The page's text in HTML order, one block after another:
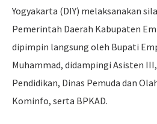
Yogyakarta (DIY) melaksanakan
Pemerintah Daerah Kabupaten
dipimpin langsung oleh Bupati
Muhammad, didampingi Asisten
Pendidikan, Dinas Pemuda dan
Kominfo, serta BPKAD.